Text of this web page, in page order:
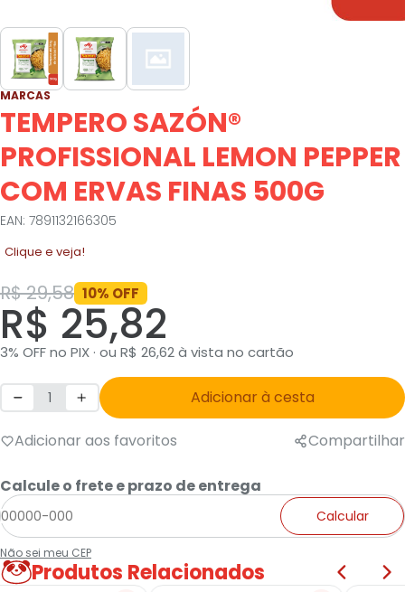
MARCAS
TEMPERO SAZÓN®
PROFISSIONAL LEMON PEPPER
COM ERVAS FINAS 500G
EAN: 7891132166305
Clique e veja!
R$ 29,58 10% OFF
R$ 25,82
3% OFF no PIX · ou R$ 26,62 à vista no cartão
Adicionar à cesta
Adicionar aos favoritos Compartilhar
Calcule o frete e prazo de entrega
Calcular
Não sei meu CEP
Produtos Relacionados